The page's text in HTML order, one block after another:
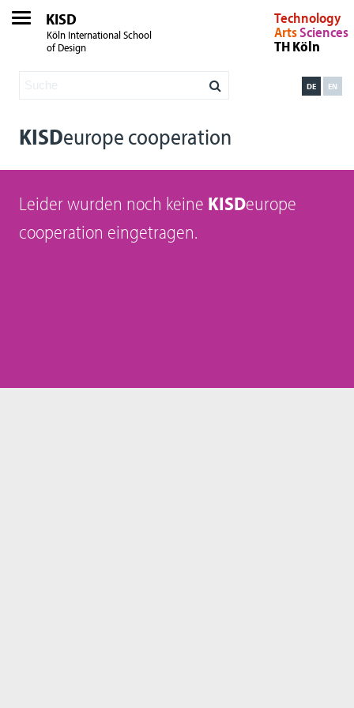
KISD
Köln International School
of Design
Technology
ArtsSciences
TH Köln
EN
DE
KISDeurope cooperation
Leider wurden noch keine KISDeurope
cooperation eingetragen.